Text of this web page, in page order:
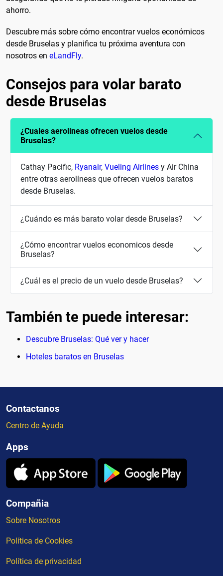
ahorro.
Descubre más sobre cómo encontrar vuelos económicos
desde Bruselas y planifica tu próxima aventura con
nosotros en eLandFly.
Consejos para volar barato
desde Bruselas
¿Cuales aerolíneas ofrecen vuelos desde
Bruselas?
Cathay Pacific, Ryanair, Vueling Airlines y Air China
entre otras aerolíneas que ofrecen vuelos baratos
desde Bruselas.
¿Cuándo es más barato volar desde Bruselas?
¿Cómo encontrar vuelos economicos desde
Bruselas?
¿Cuál es el precio de un vuelo desde Bruselas?
También te puede interesar:
Descubre Bruselas: Qué ver y hacer
Hoteles baratos en Bruselas
Contactanos
Centro de Ayuda
Apps
Compañia
Sobre Nosotros
Política de Cookies
Política de privacidad